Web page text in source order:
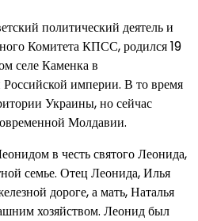
политический деятель и
Комитета КПСС, родился 19
селе Каменка в
империи. В то время
Украины, но сейчас
Молдавии.
в честь святого Леонида,
семье. Отец Леонида, Илья
дороге, а мать, Наталья
хозяйством. Леонид был